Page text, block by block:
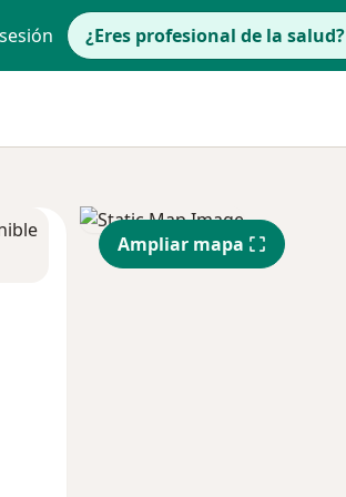
¿Eres profesional de la salud?
Ampliar mapa